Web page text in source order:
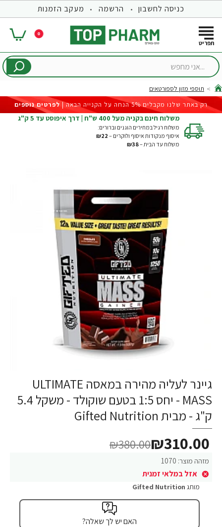
כניסה לחשבון הרשמה מעקב הזמנות
0
...אני
home
תוספי מזון לספורטאים
רק באתר שלנו מקבלים 5% הנחה על הקנייה הבאה |
לפרטים נוספים
משלוח חינם בקניה מעל 400 ש"ח | דרך איפוסט עד 5 ק"ג
משלוח רגיל במחירים הוגנים וברורים:
איסוף מנקודות איסוף ולוקרים – ₪22
משלוח עד הבית –₪38
גיינר לעליה מהירה במאסה ULTIMATE
MASS - יחס 1:5 בטעם שוקולד - משקל 5.4
ק"ג - מבית Gifted Nutrition
מזהה מוצר: 1070
אזל במלאי זמנית
₪310.00
₪380.00
מותג Gifted Nutrition
האם יש לך שאלה?